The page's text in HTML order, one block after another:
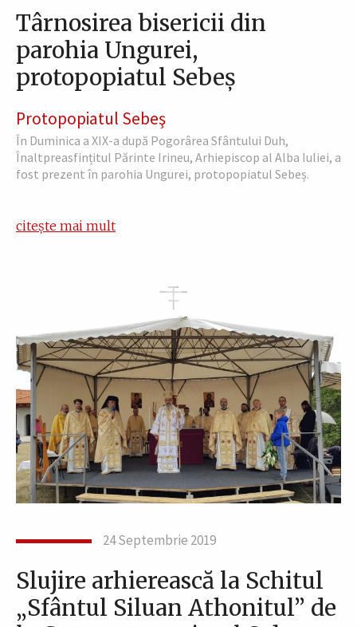
Târnosirea bisericii din
parohia Ungurei,
protopopiatul Sebeș
Protopopiatul Sebeş
În Duminica a XIX-a după Pogorârea Sfântului Duh,
Înaltpreasfințitul Părinte Irineu, Arhiepiscop al Alba Iuliei, a
fost prezent în parohia Ungurei, protopopiatul Sebeș.
citește mai mult
24 Septembrie 2019
Slujire arhierească la Schitul
„Sfântul Siluan Athonitul” de